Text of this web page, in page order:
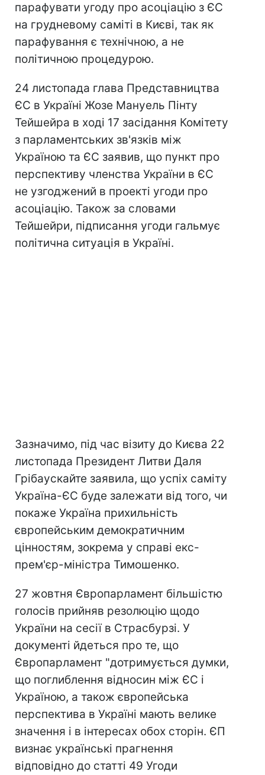
парафувати угоду про асоціацію з ЄС
на грудневому саміті в Києві, так як
парафування є технічною, а не
політичною процедурою.
24 листопада глава Представництва
ЄС в Україні Жозе Мануель Пінту
Тейшейра в ході 17 засідання Комітету
з парламентських зв'язків між
Україною та ЄС заявив, що пункт про
перспективу членства України в ЄС
не узгоджений в проекті угоди про
асоціацію. Також за словами
Тейшейри, підписання угоди гальмує
політична ситуація в Україні.
Зазначимо, під час візиту до Києва 22
листопада Президент Литви Даля
Грібаускайте заявила, що успіх саміту
Україна-ЄС буде залежати від того, чи
покаже Україна прихильність
європейським демократичним
цінностям, зокрема у справі екс-
прем'єр-міністра Тимошенко.
27 жовтня Європарламент більшістю
голосів прийняв резолюцію щодо
України на сесії в Страсбурзі. У
документі йдеться про те, що
Європарламент "дотримується думки,
що поглиблення відносин між ЄС і
Україною, а також європейська
перспектива в Україні мають велике
значення і в інтересах обох сторін. ЄП
визнає українські прагнення
відповідно до статті 49 Угоди